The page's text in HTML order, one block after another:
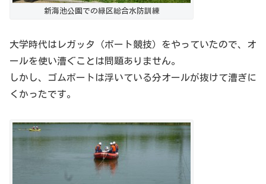
新海池公園での緑区総合水防訓練
大学時代はレガッタ（ボート競技）をやっていたので、オ
ールを使い漕ぐことは問題ありません。
しかし、ゴムボートは浮いている分オールが抜けて漕ぎに
くかったです。